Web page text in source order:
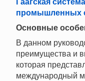
Гаагская
промышленных
Основные
В данном
преимущества и
которая
международный